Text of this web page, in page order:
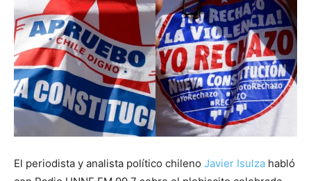
El periodista y analista político chileno Javier Isulza habló